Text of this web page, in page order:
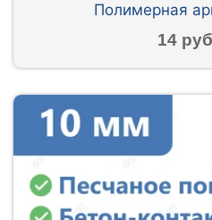
Полимерная
14